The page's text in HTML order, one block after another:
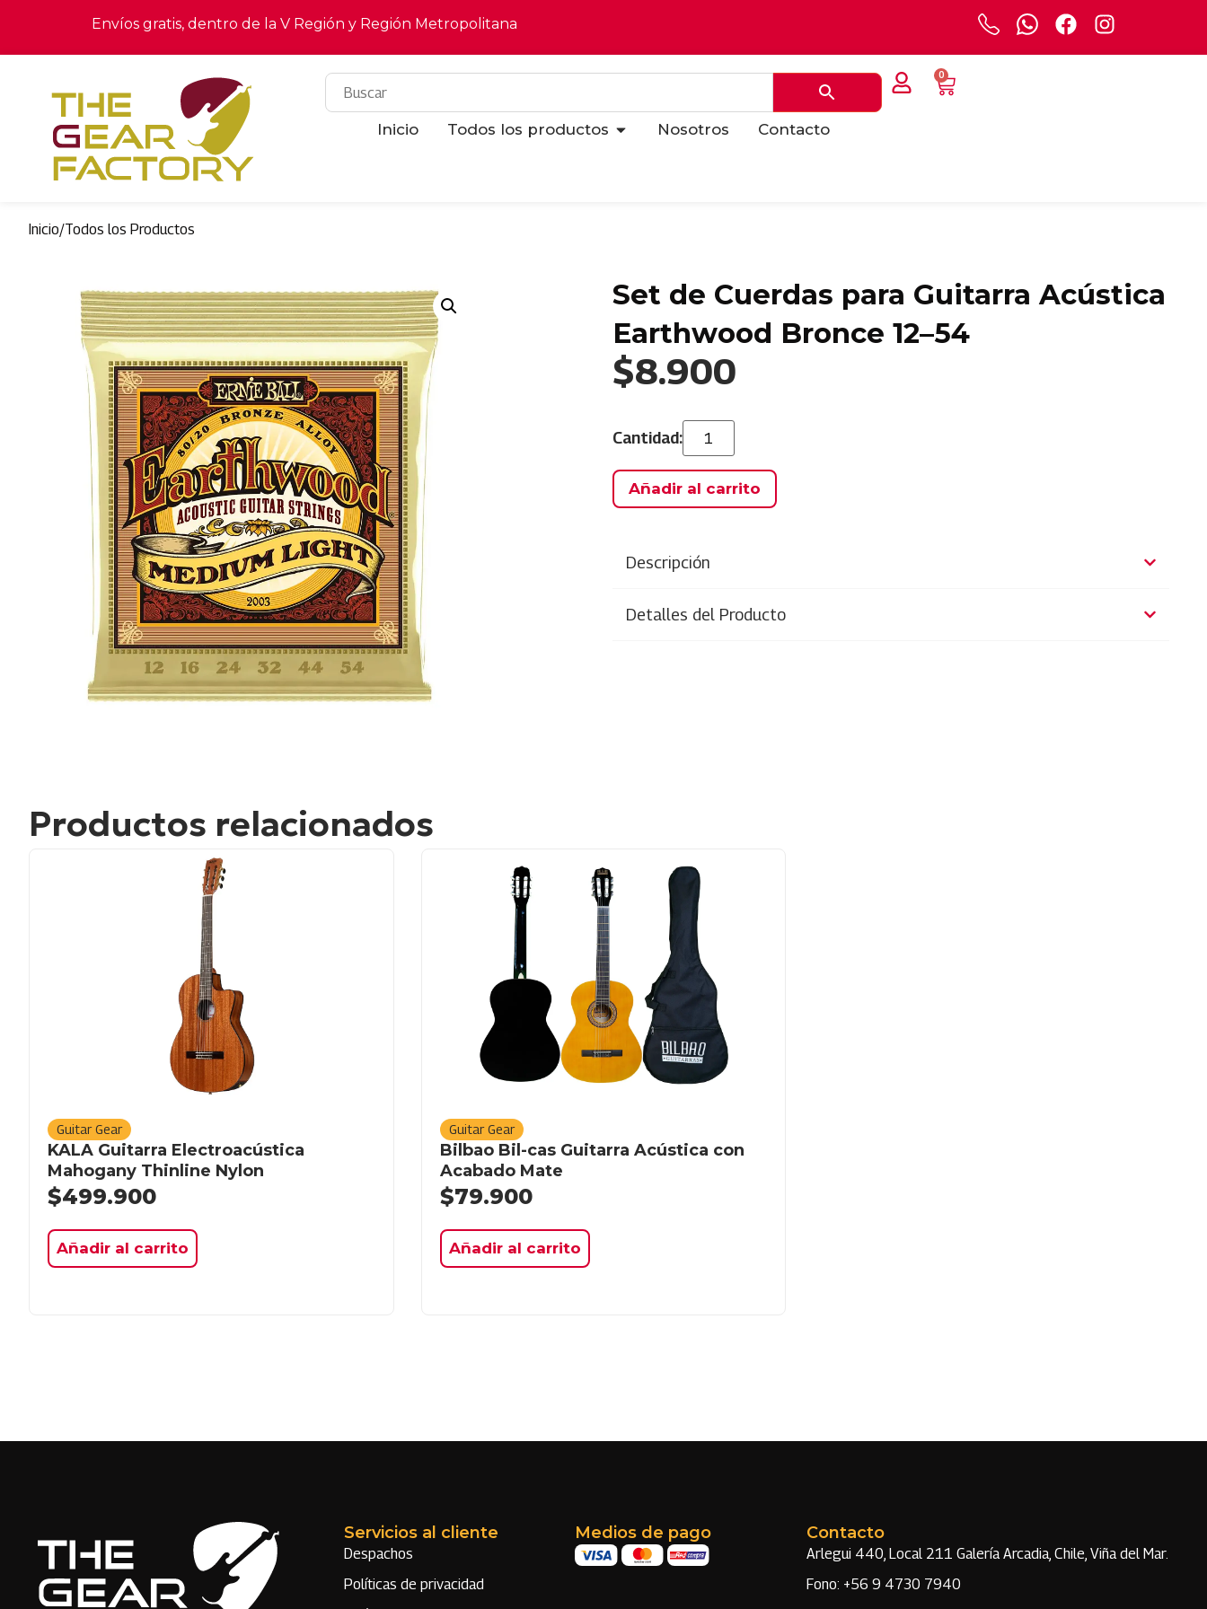
Envíos gratis, dentro de la V Región y Región Metropolitana
Inicio Todos los productos Nosotros Contacto
0
Inicio/Todos los Productos
Set de Cuerdas para Guitarra Acústica
Earthwood Bronce 12–54
$8.900
Añadir al carrito
Descripción
Detalles del Producto
Productos relacionados
Guitar Gear
KALA Guitarra Electroacústica
Mahogany Thinline Nylon
$499.900
Añadir al carrito
Guitar Gear
Bilbao Bil-cas Guitarra Acústica con
Acabado Mate
$79.900
Añadir al carrito
Servicios al cliente
Despachos
Políticas de privacidad
Medios de pago Contacto
Arlegui 440, Local 211 Galería Arcadia, Chile, Viña del Mar.
Fono: +56 9 4730 7940